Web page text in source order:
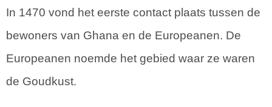
In 1470 vond het eerste contact plaats tussen de
bewoners van Ghana en de Europeanen. De
Europeanen noemde het gebied waar ze waren
de Goudkust.